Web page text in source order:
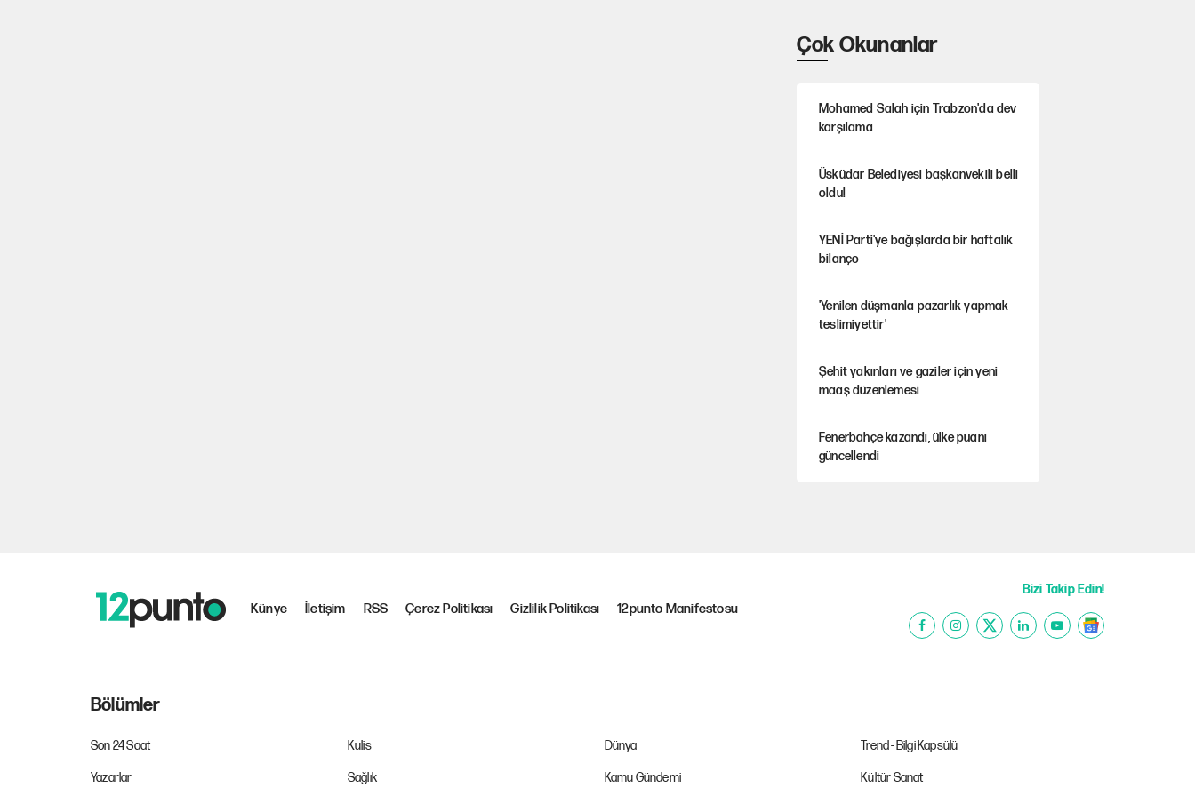
Çok Okunanlar
Mohamed Salah için Trabzon'da dev
karşılama
Üsküdar Belediyesi başkanvekili belli
oldu!
YENİ Parti'ye bağışlarda bir haftalık
bilanço
'Yenilen düşmanla pazarlık yapmak
teslimiyettir'
Şehit yakınları ve gaziler için yeni
maaş düzenlemesi
Fenerbahçe kazandı, ülke puanı
güncellendi
Künye İletişim RSS Çerez Politikası Gizlilik Politikası 12punto Manifestosu
Bizi Takip Edin!
Bölümler
Son 24 Saat Kulis Dünya Trend - Bilgi Kapsülü
Yazarlar Sağlık Kamu Gündemi Kültür Sanat